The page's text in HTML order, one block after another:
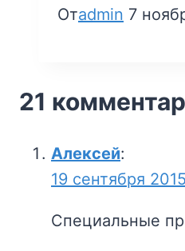
Отadmin 7
21
Алексей:
19 сентября
Специальные